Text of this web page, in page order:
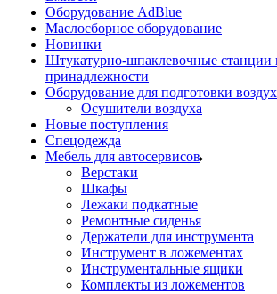
Оборудование AdBlue
Маслосборное оборудование
Новинки
Штукатурно-шпаклевочные станции
принадлежности
Оборудование для подготовки
Осушители воздуха
Новые поступления
Спецодежда
Мебель для автосервисов
Верстаки
Шкафы
Лежаки подкатные
Ремонтные сиденья
Держатели для инструмента
Инструмент в ложементах
Инструментальные ящики
Комплекты из ложементов